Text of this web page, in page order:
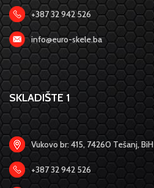
+387 32 942 526
info@euro-skele.ba
SKLADIŠTE 1
Vukovo br: 415, 74260 Tešanj, BiH
+387 32 942 526